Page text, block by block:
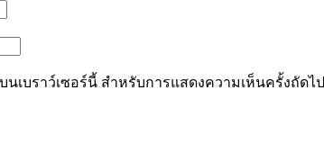
เบราว์เซอร์นี้ สำหรับการแสดงความเห็นครั้งถัดไป